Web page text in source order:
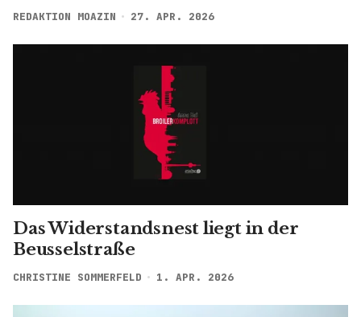
REDAKTION MOAZIN 27. APR. 2026
Das Widerstandsnest liegt in der
Beusselstraße
CHRISTINE SOMMERFELD 1. APR. 2026